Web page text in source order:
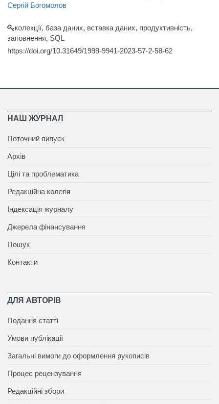
Сергій Богомолов
колекції, база даних, вставка даних, продуктивність,
заповнення, SQL
https://doi.org/10.31649/1999-9941-2023-57-2-58-62
НАШ ЖУРНАЛ
Поточний випуск
Архів
Цілі та проблематика
Редакційна колегія
Індексація журналу
Джерела фінансування
Пошук
Контакти
ДЛЯ АВТОРІВ
Подання статті
Умови публікації
Загальні вимоги до оформлення рукописів
Процес рецензування
Редакційні збори